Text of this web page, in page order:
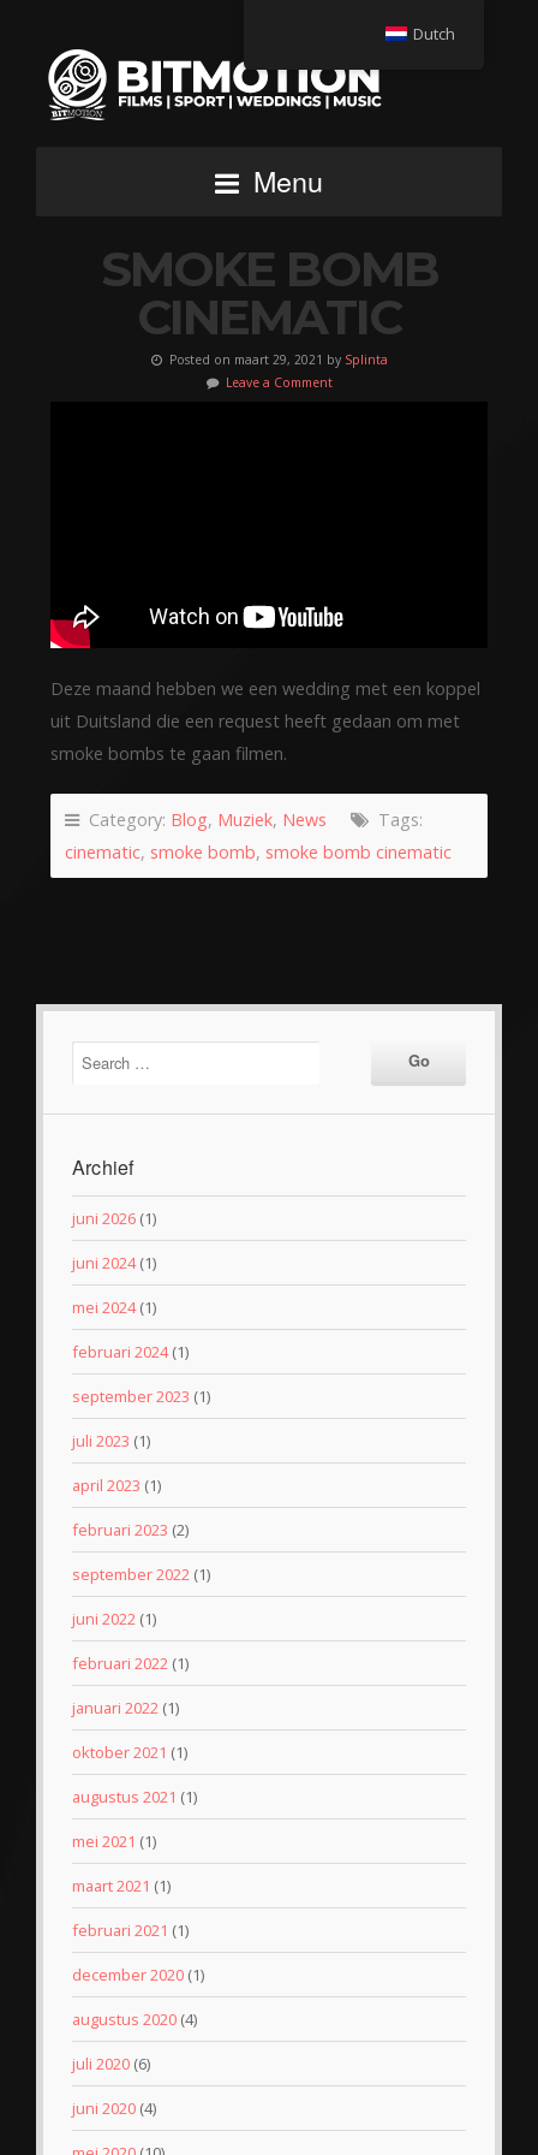
Menu
SMOKE BOMB
CINEMATIC
Posted on maart 29, 2021 by Splinta
Leave a Comment
Deze maand hebben we een wedding met een koppel
uit Duitsland die een request heeft gedaan om met
smoke bombs te gaan filmen.
Category: Blog, Muziek, News
Tags:
cinematic, smoke bomb, smoke bomb cinematic
Archief
juni 2026 (1)
juni 2024(1)
mei 2024(1)
februari 2024(1)
september 2023 (1)
juli 2023 (1)
april 2023 (1)
februari 2023 (2)
september 2022 (1)
juni 2022 (1)
februari 2022 (1)
januari 2022 (1)
oktober 2021 (1)
augustus 2021 (1)
mei 2021 (1)
maart 2021 (1)
februari 2021 (1)
december 2020 (1)
augustus 2020 (4)
juli 2020 (6)
juni 2020 (4)
Dutch